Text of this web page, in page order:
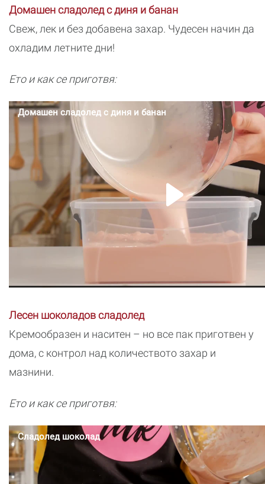
Домашен сладолед с диня и банан
Свеж, лек и без добавена захар. Чудесен начин да
охладим летните дни!
Ето и как се приготвя:
Лесен шоколадов сладолед
Кремообразен и наситен – но все пак приготвен у
дома, с контрол над количеството захар и
мазнини.
Ето и как се приготвя: